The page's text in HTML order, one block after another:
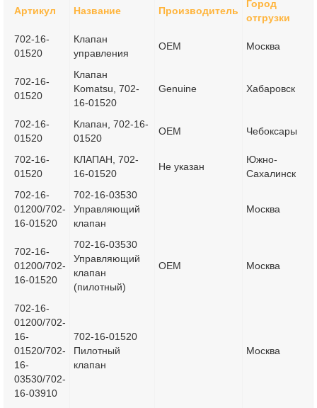
Артикул Название Производитель
Город
отгрузки
702-16-
01520
Клапан
управления
OEM Москва
702-16-
01520
Клапан
Komatsu, 702-
16-01520
Genuine Хабаровск
702-16-
01520
Клапан, 702-16-
01520
OEM Чебоксары
702-16-
01520
КЛАПАН, 702-
16-01520
Не указан
Южно-
Сахалинск
702-16-
01200/702-
16-01520
702-16-03530
Управляющий
клапан
Москва
702-16-
01200/702-
16-01520
702-16-03530
Управляющий
клапан
(пилотный)
OEM Москва
702-16-
01200/702-
16-
01520/702-
16-
03530/702-
16-03910
702-16-01520
Пилотный
клапан
Москва